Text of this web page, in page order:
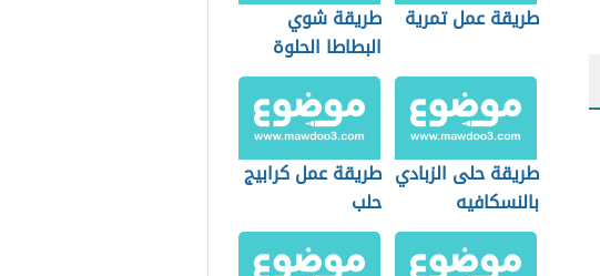
طريقة عمل تمرية
طريقة شوي
البطاطا الحلوة
طريقة حلى الزبادي
بالنسكافيه
طريقة عمل كرابيج
حلب